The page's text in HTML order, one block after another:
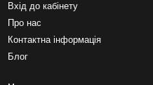
Вхід до кабінету
Про нас
Контактна інформація
Блог